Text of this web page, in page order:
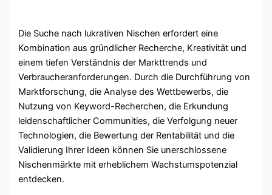
Die Suche nach lukrativen Nischen erfordert eine
Kombination aus gründlicher Recherche, Kreativität und
einem tiefen Verständnis der Markttrends und
Verbraucheranforderungen. Durch die Durchführung von
Marktforschung, die Analyse des Wettbewerbs, die
Nutzung von Keyword-Recherchen, die Erkundung
leidenschaftlicher Communities, die Verfolgung neuer
Technologien, die Bewertung der Rentabilität und die
Validierung Ihrer Ideen können Sie unerschlossene
Nischenmärkte mit erheblichem Wachstumspotenzial
entdecken.